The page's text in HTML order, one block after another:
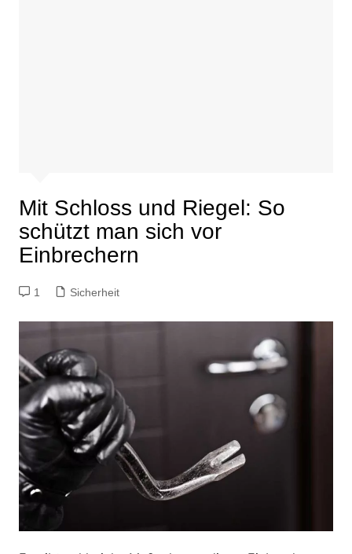
Mit Schloss und Riegel: So
schützt man sich vor
Einbrechern
1 Sicherheit